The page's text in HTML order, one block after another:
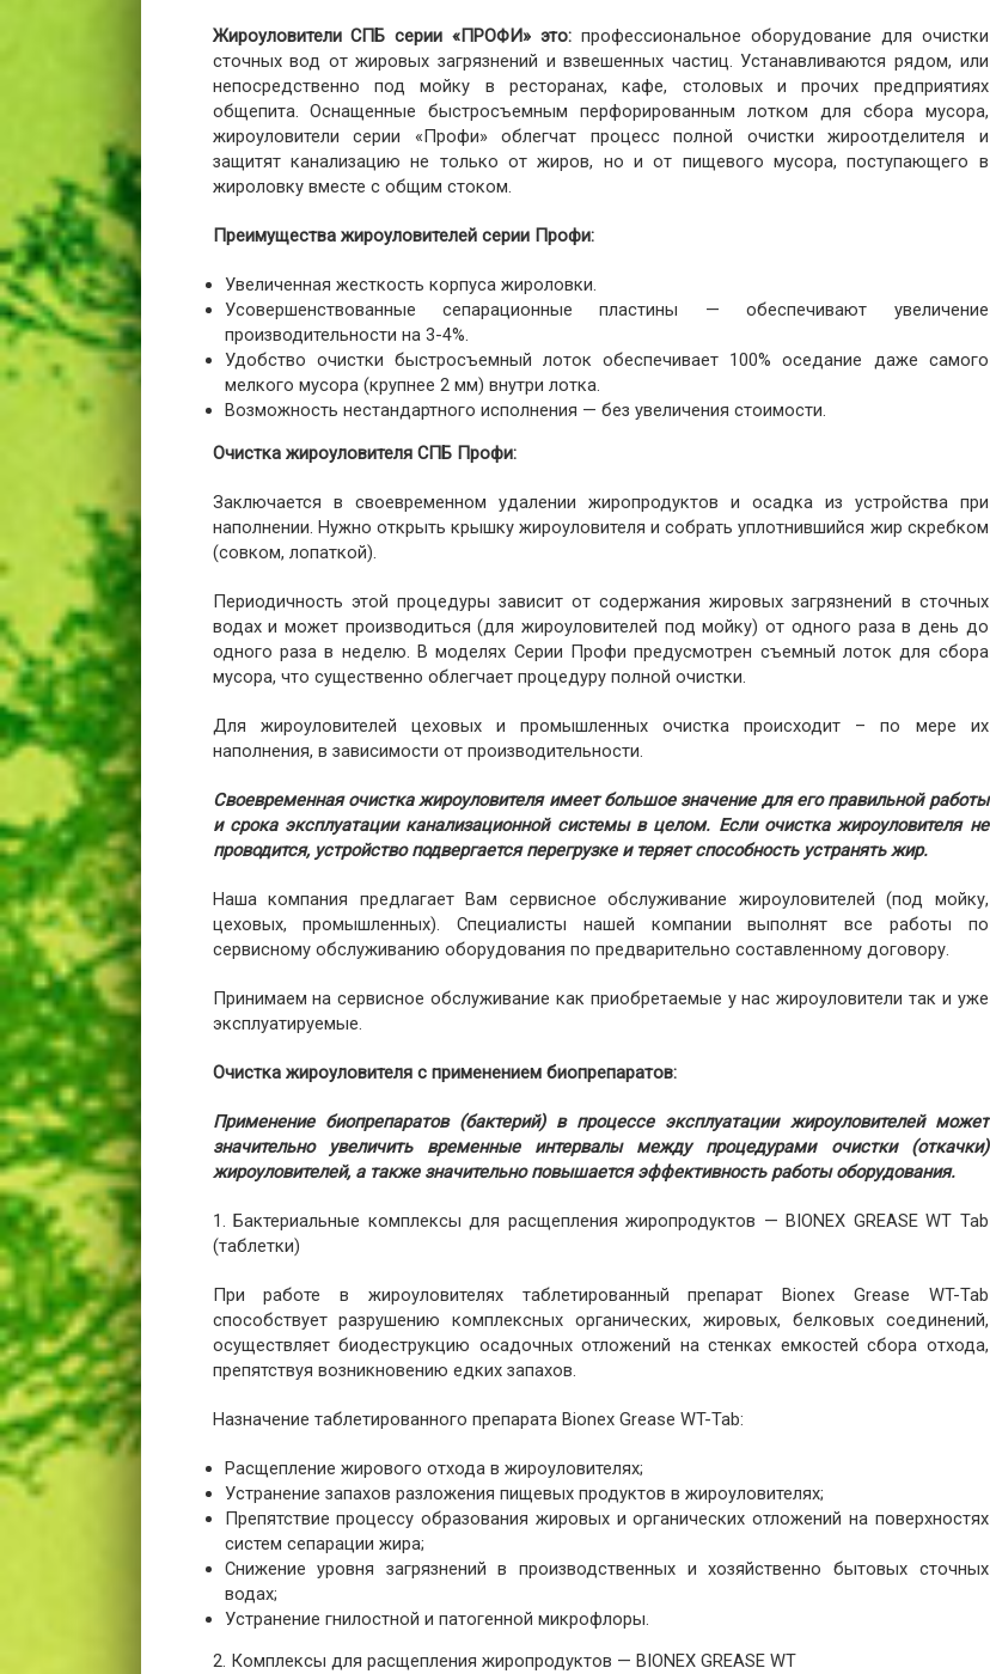
Жироуловители СПБ серии «ПРОФИ» это: профессиональное оборудование для очистки
сточных вод от жировых загрязнений и взвешенных частиц. Устанавливаются рядом, или
непосредственно под мойку в ресторанах, кафе, столовых и прочих предприятиях
общепита. Оснащенные быстросъемным перфорированным лотком для сбора мусора,
жироуловители серии «Профи» облегчат процесс полной очистки жироотделителя и
защитят канализацию не только от жиров, но и от пищевого мусора, поступающего в
жироловку вместе с общим стоком.
Преимущества жироуловителей серии Профи:
Увеличенная жесткость корпуса жироловки.
Усовершенствованные сепарационные пластины — обеспечивают увеличение
производительности на 3-4%.
Удобство очистки быстросъемный лоток обеспечивает 100% оседание даже самого
мелкого мусора (крупнее 2 мм) внутри лотка.
Возможность нестандартного исполнения — без увеличения стоимости.
Очистка жироуловителя СПБ Профи:
Заключается в своевременном удалении жиропродуктов и осадка из устройства при
наполнении. Нужно открыть крышку жироуловителя и собрать уплотнившийся жир скребком
(совком, лопаткой).
Периодичность этой процедуры зависит от содержания жировых загрязнений в сточных
водах и может производиться (для жироуловителей под мойку) от одного раза в день до
одного раза в неделю. В моделях Серии Профи предусмотрен съемный лоток для сбора
мусора, что существенно облегчает процедуру полной очистки.
Для жироуловителей цеховых и промышленных очистка происходит – по мере их
наполнения, в зависимости от производительности.
Своевременная очистка жироуловителя имеет большое значение для его правильной работы
и срока эксплуатации канализационной системы в целом. Если очистка жироуловителя не
проводится, устройство подвергается перегрузке и теряет способность устранять жир.
Наша компания предлагает Вам сервисное обслуживание жироуловителей (под мойку,
цеховых, промышленных). Специалисты нашей компании выполнят все работы по
сервисному обслуживанию оборудования по предварительно составленному договору.
Принимаем на сервисное обслуживание как приобретаемые у нас жироуловители так и уже
эксплуатируемые.
Очистка жироуловителя с применением биопрепаратов:
Применение биопрепаратов (бактерий) в процессе эксплуатации жироуловителей может
значительно увеличить временные интервалы между процедурами очистки (откачки)
жироуловителей, а также значительно повышается эффективность работы оборудования.
1. Бактериальные комплексы для расщепления жиропродуктов — BIONEX GREASE WT Tab
(таблетки)
При работе в жироуловителях таблетированный препарат Bionex Grease WT-Tab
способствует разрушению комплексных органических, жировых, белковых соединений,
осуществляет биодеструкцию осадочных отложений на стенках емкостей сбора отхода,
препятствуя возникновению едких запахов.
Назначение таблетированного препарата Bionex Grease WT-Tab:
Расщепление жирового отхода в жироуловителях;
Устранение запахов разложения пищевых продуктов в жироуловителях;
Препятствие процессу образования жировых и органических отложений на поверхностях
систем сепарации жира;
Снижение уровня загрязнений в производственных и хозяйственно бытовых сточных
водах;
Устранение гнилостной и патогенной микрофлоры.
2. Комплексы для расщепления жиропродуктов — BIONEX GREASE WT